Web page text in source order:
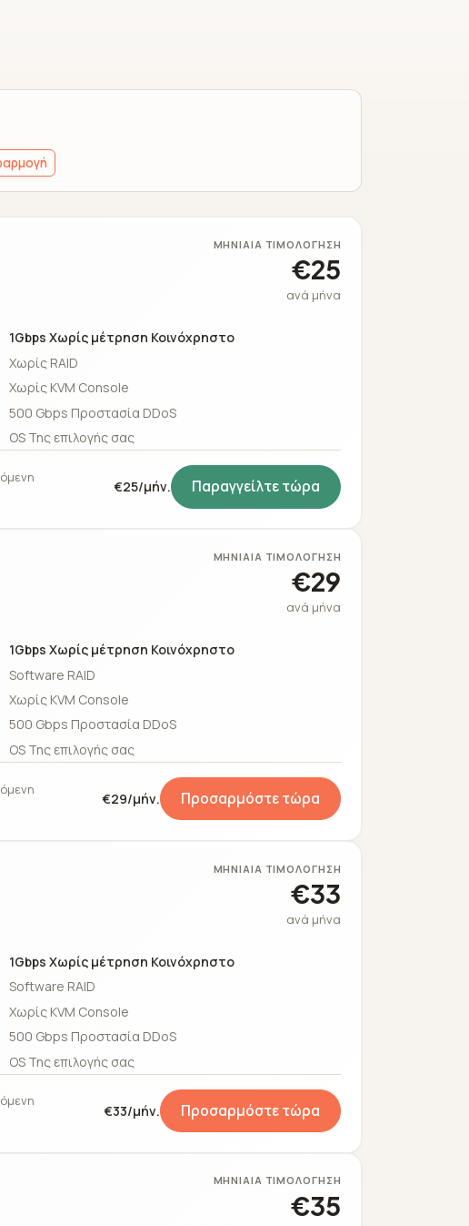
ΜΗΝΙΑΊΑ ΤΙΜΟΛΌΓΗΣΗ
€25
ανά μήνα
1Gbps Χωρίς μέτρηση Κοινόχρηστο
Χωρίς RAID
Χωρίς KVM Console
500 Gbps Προστασία DDoS
OS Της επιλογής σας
€25/μήν. Παραγγείλτε τώρα
ΜΗΝΙΑΊΑ ΤΙΜΟΛΌΓΗΣΗ
€29
ανά μήνα
1Gbps Χωρίς μέτρηση Κοινόχρηστο
Software RAID
Χωρίς KVM Console
500 Gbps Προστασία DDoS
OS Της επιλογής σας
€29/μήν. Προσαρμόστε τώρα
ΜΗΝΙΑΊΑ ΤΙΜΟΛΌΓΗΣΗ
€33
ανά μήνα
1Gbps Χωρίς μέτρηση Κοινόχρηστο
Software RAID
Χωρίς KVM Console
500 Gbps Προστασία DDoS
OS Της επιλογής σας
€33/μήν. Προσαρμόστε τώρα
ΜΗΝΙΑΊΑ ΤΙΜΟΛΌΓΗΣΗ
€35